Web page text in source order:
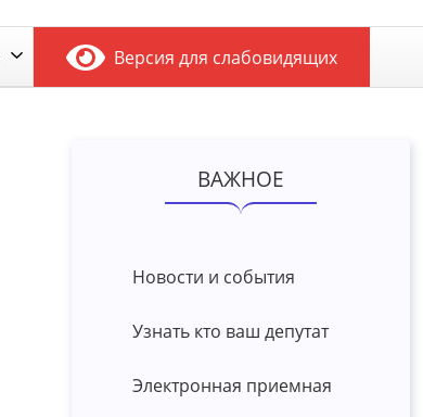
Версия для слабовидящих
ВАЖНОЕ
Новости и события
Узнать кто ваш депутат
Электронная приемная